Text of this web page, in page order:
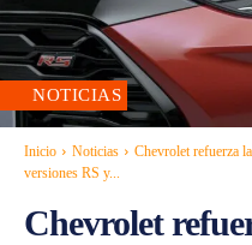
NOTICIAS
Inicio Noticias
Chevrolet refuerza
versiones RS y...
Chevrolet